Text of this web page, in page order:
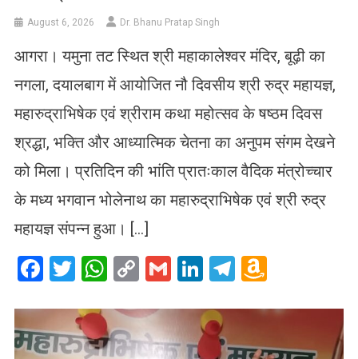
August 6, 2026 Dr. Bhanu Pratap Singh
आगरा। यमुना तट स्थित श्री महाकालेश्वर मंदिर, बूढ़ी का
नगला, दयालबाग में आयोजित नौ दिवसीय श्री रुद्र महायज्ञ,
महारुद्राभिषेक एवं श्रीराम कथा महोत्सव के षष्ठम दिवस
श्रद्धा, भक्ति और आध्यात्मिक चेतना का अनुपम संगम देखने
को मिला। प्रतिदिन की भांति प्रातःकाल वैदिक मंत्रोच्चार
के मध्य भगवान भोलेनाथ का महारुद्राभिषेक एवं श्री रुद्र
महायज्ञ संपन्न हुआ। […]
Facebook
Twitter
WhatsApp
CopyGmailLinkedIn
Telegram
List